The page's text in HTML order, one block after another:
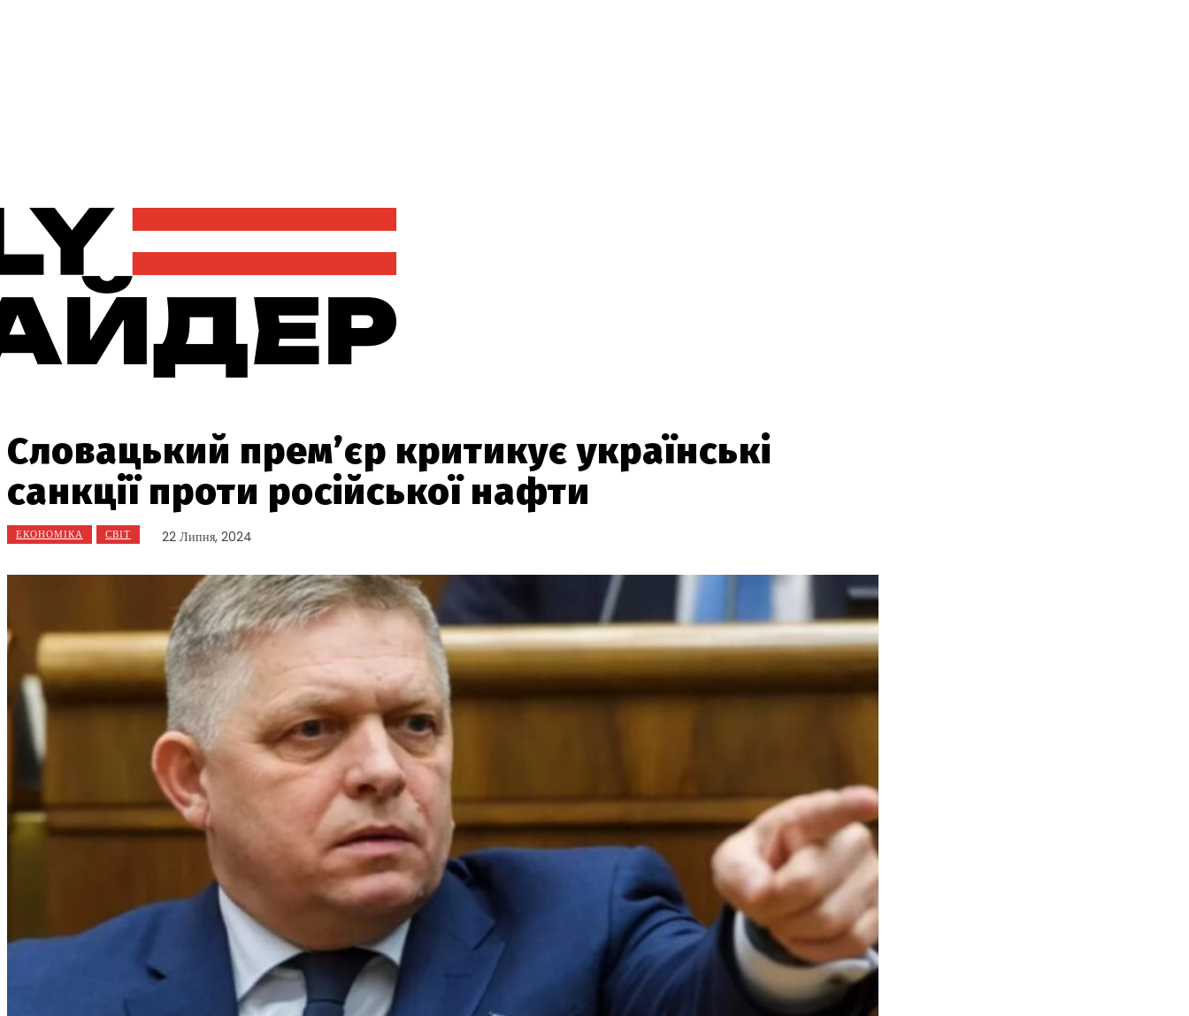
Словацький прем’єр критикує українські
санкції проти російської нафти
ЕКОНОМІКА СВІТ 22 Липня, 2024